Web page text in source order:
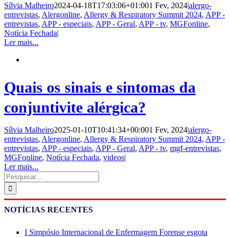
Sílvia Malheiro2024-04-18T17:03:06+01:001 Fev, 2024|alergo-
entrevistas, Alergonline, Allergy & Respiratory Summit 2024, APP -
entrevistas, APP - especiais, APP - Geral, APP - tv, MGFonline,
Notícia Fechada|
Ler mais...
Quais os sinais e sintomas da
conjuntivite alérgica?
Sílvia Malheiro2025-01-10T10:41:34+00:001 Fev, 2024|alergo-
entrevistas, Alergonline, Allergy & Respiratory Summit 2024, APP -
entrevistas, APP - especiais, APP - Geral, APP - tv, mgf-entrevistas,
MGFonline, Notícia Fechada, videos|
Ler mais...
Pesquisar
NOTÍCIAS RECENTES
I Simpósio Internacional de Enfermagem Forense esgota